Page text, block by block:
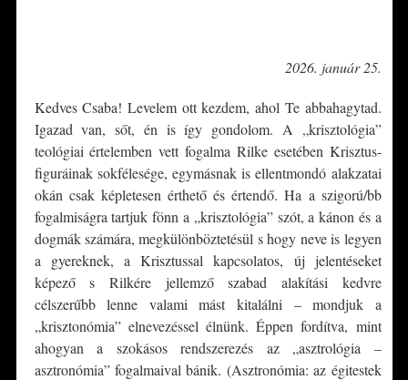
2026. január 25.
Kedves Csaba! Levelem ott kezdem, ahol Te abbahagytad.
Igazad van, sőt, én is így gondolom. A „krisztológia”
teológiai értelemben vett fogalma Rilke esetében Krisztus-
figuráinak sokfélesége, egymásnak is ellentmondó alakzatai
okán csak képletesen érthető és értendő. Ha a szigorú/bb
fogalmiságra tartjuk fönn a „krisztológia” szót, a kánon és a
dogmák számára, megkülönböztetésül s hogy neve is legyen
a gyereknek, a Krisztussal kapcsolatos, új jelentéseket
képező s Rilkére jellemző szabad alakítási kedvre
célszerűbb lenne valami mást kitalálni – mondjuk a
„krisztonómia” elnevezéssel élnünk. Éppen fordítva, mint
ahogyan a szokásos rendszerezés az „asztrológia –
asztronómia” fogalmaival bánik. (Asztronómia: az égitestek